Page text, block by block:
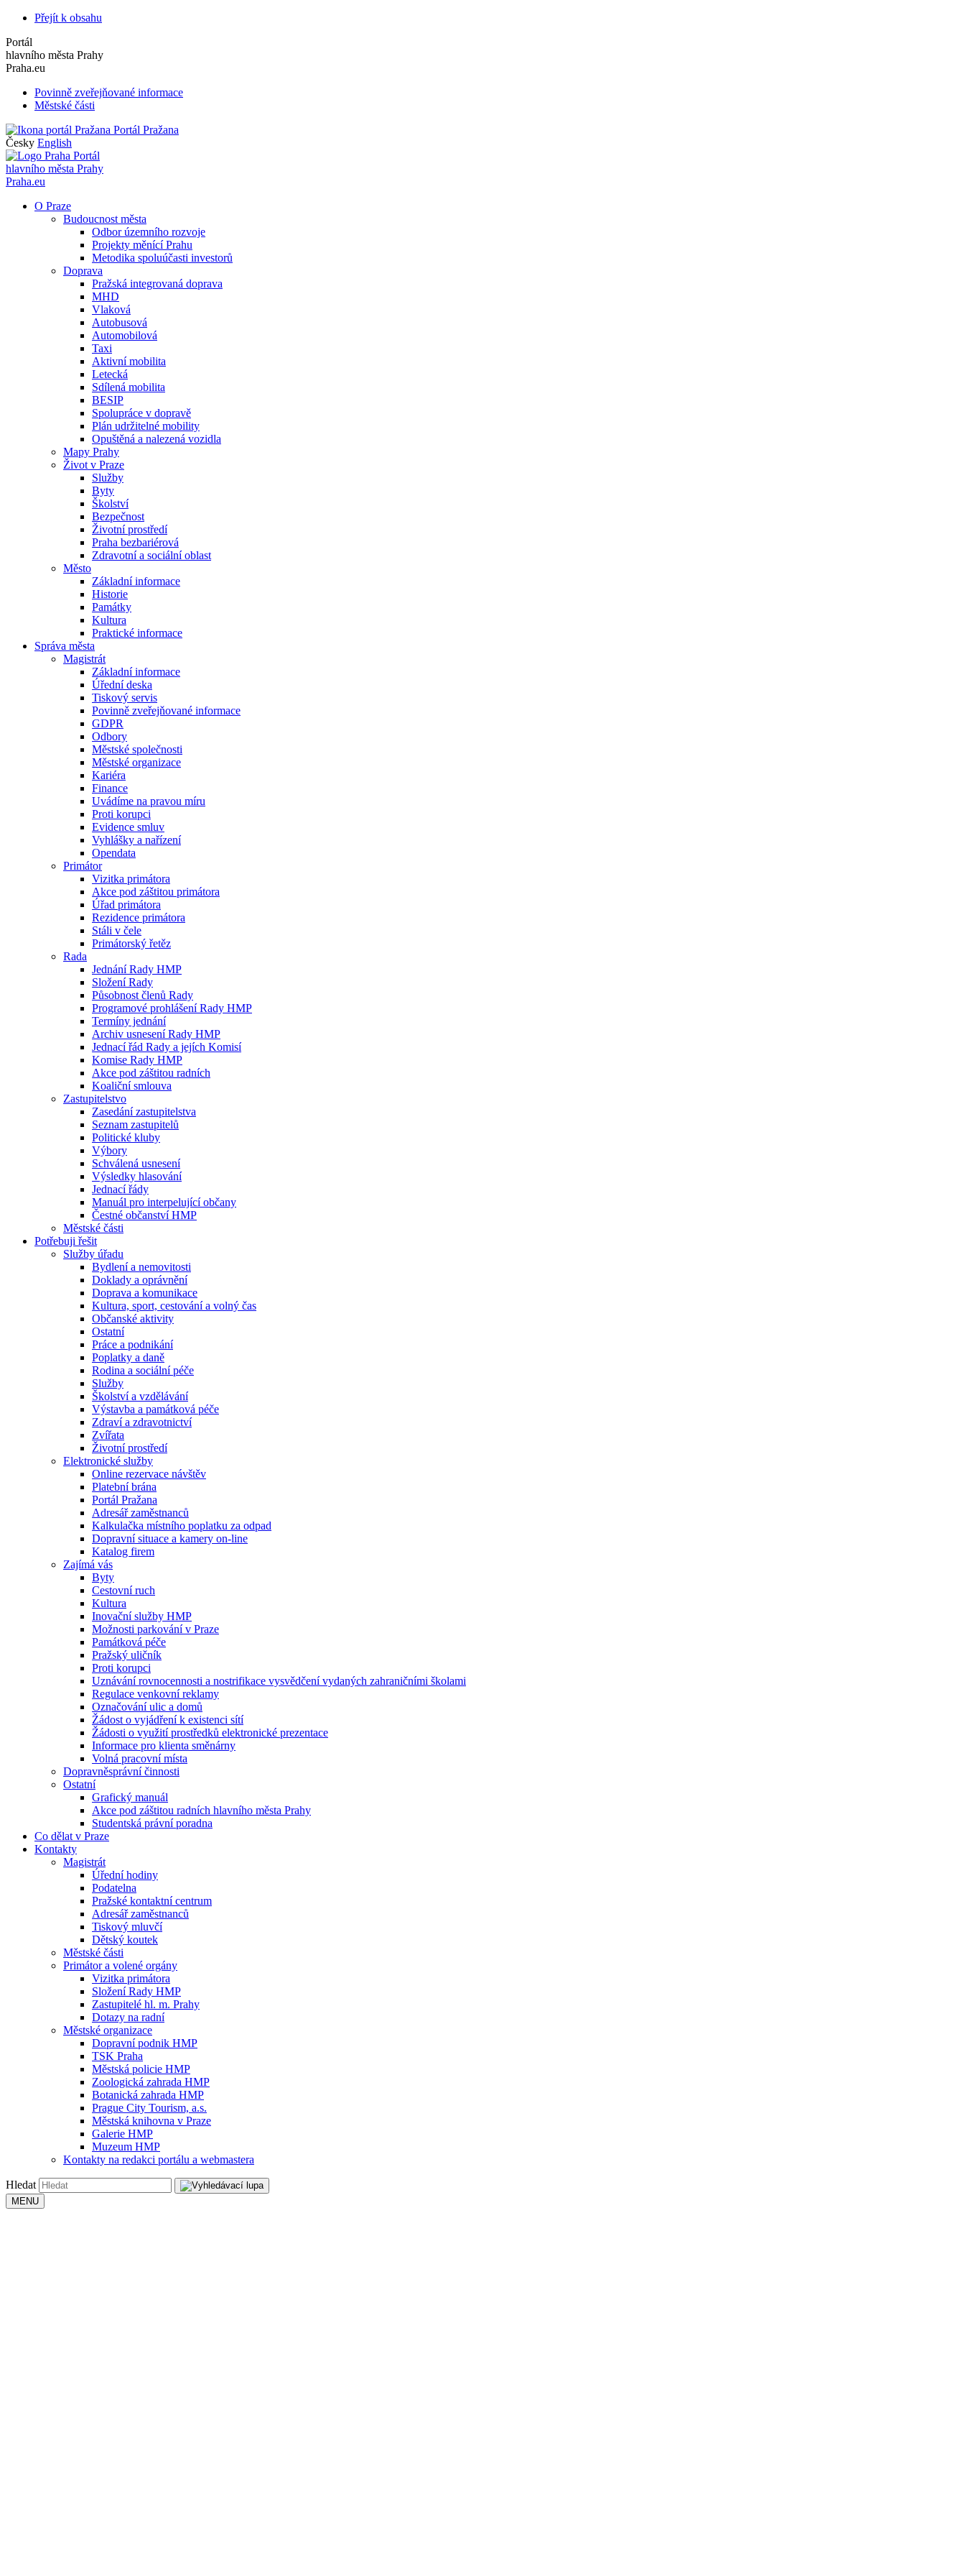
Přejít k obsahu
Portál
hlavního města Prahy
Praha.eu
Povinně zveřejňované informace
Městské části
Portál Pražana
Česky English
Portál
hlavního města Prahy
Praha.eu
O Praze
Budoucnost města
Odbor územního rozvoje
Projekty měnící Prahu
Metodika spoluúčasti investorů
Doprava
Pražská integrovaná doprava
MHD
Vlaková
Autobusová
Automobilová
Taxi
Aktivní mobilita
Letecká
Sdílená mobilita
BESIP
Spolupráce v dopravě
Plán udržitelné mobility
Opuštěná a nalezená vozidla
Mapy Prahy
Život v Praze
Služby
Byty
Školství
Bezpečnost
Životní prostředí
Praha bezbariérová
Zdravotní a sociální oblast
Město
Základní informace
Historie
Památky
Kultura
Praktické informace
Správa města
Magistrát
Základní informace
Úřední deska
Tiskový servis
Povinně zveřejňované informace
GDPR
Odbory
Městské společnosti
Městské organizace
Kariéra
Finance
Uvádíme na pravou míru
Proti korupci
Evidence smluv
Vyhlášky a nařízení
Opendata
Primátor
Vizitka primátora
Akce pod záštitou primátora
Úřad primátora
Rezidence primátora
Stáli v čele
Primátorský řetěz
Rada
Jednání Rady HMP
Složení Rady
Působnost členů Rady
Programové prohlášení Rady HMP
Termíny jednání
Archiv usnesení Rady HMP
Jednací řád Rady a jejích Komisí
Komise Rady HMP
Akce pod záštitou radních
Koaliční smlouva
Zastupitelstvo
Zasedání zastupitelstva
Seznam zastupitelů
Politické kluby
Výbory
Schválená usnesení
Výsledky hlasování
Jednací řády
Manuál pro interpelující občany
Čestné občanství HMP
Městské části
Potřebuji řešit
Služby úřadu
Bydlení a nemovitosti
Doklady a oprávnění
Doprava a komunikace
Kultura, sport, cestování a volný čas
Občanské aktivity
Ostatní
Práce a podnikání
Poplatky a daně
Rodina a sociální péče
Služby
Školství a vzdělávání
Výstavba a památková péče
Zdraví a zdravotnictví
Zvířata
Životní prostředí
Elektronické služby
Online rezervace návštěv
Platební brána
Portál Pražana
Adresář zaměstnanců
Kalkulačka místního poplatku za odpad
Dopravní situace a kamery on-line
Katalog firem
Zajímá vás
Byty
Cestovní ruch
Kultura
Inovační služby HMP
Možnosti parkování v Praze
Památková péče
Pražský uličník
Proti korupci
Uznávání rovnocennosti a nostrifikace vysvědčení vydaných zahraničními školami
Regulace venkovní reklamy
Označování ulic a domů
Žádost o vyjádření k existenci sítí
Žádosti o využití prostředků elektronické prezentace
Informace pro klienta směnárny
Volná pracovní místa
Dopravněsprávní činnosti
Ostatní
Grafický manuál
Akce pod záštitou radních hlavního města Prahy
Studentská právní poradna
Co dělat v Praze
Kontakty
Magistrát
Úřední hodiny
Podatelna
Pražské kontaktní centrum
Adresář zaměstnanců
Tiskový mluvčí
Dětský koutek
Městské části
Primátor a volené orgány
Vizitka primátora
Složení Rady HMP
Zastupitelé hl. m. Prahy
Dotazy na radní
Městské organizace
Dopravní podnik HMP
TSK Praha
Městská policie HMP
Zoologická zahrada HMP
Botanická zahrada HMP
Prague City Tourism, a.s.
Městská knihovna v Praze
Galerie HMP
Muzeum HMP
Kontakty na redakci portálu a webmastera
Hledat
MENU